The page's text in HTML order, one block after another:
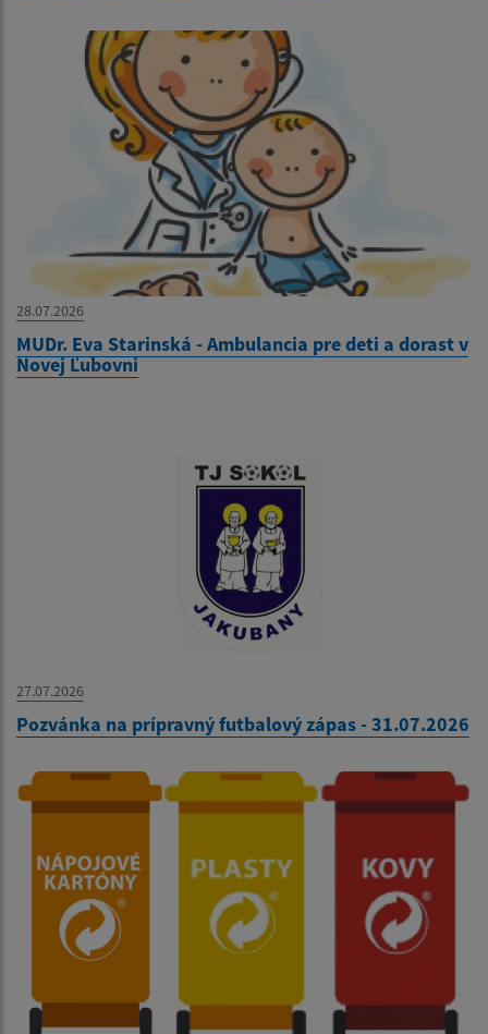
28.07.2026
MUDr. Eva Starinská - Ambulancia pre deti a dorast v
Novej Ľubovni
27.07.2026
Pozvánka na prípravný futbalový zápas - 31.07.2026